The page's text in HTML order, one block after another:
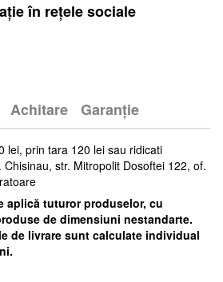
în rețele sociale
Achitare Garanție
lei, prin tara 120 lei sau ridicati
str. Mitropolit Dosoftei 122, of.
aplică tuturor produselor, cu
de dimensiuni nestandarte.
de livrare sunt calculate individual